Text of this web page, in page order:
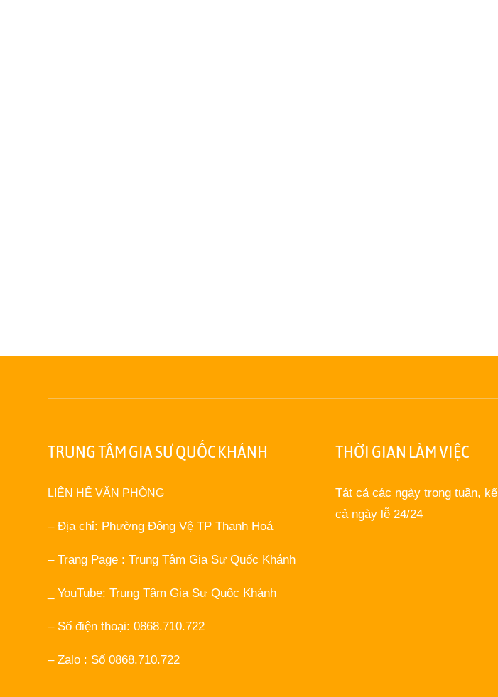
TRUNG TÂM GIA SƯ QUỐC KHÁNH
LIÊN HỆ VĂN PHÒNG
– Địa chỉ: Phường Đông Vệ TP Thanh Hoá
– Trang Page : Trung Tâm Gia Sư Quốc Khánh
_ YouTube: Trung Tâm Gia Sư Quốc Khánh
– Số điện thoại: 0868.710.722
– Zalo : Số 0868.710.722
THỜI GIAN LÀM VIỆC
Tát cả các ngày trong tuần, kể
cả ngày lễ 24/24